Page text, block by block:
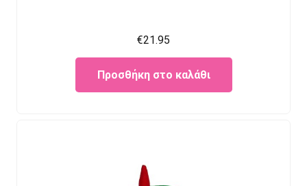
€21.95
Προσθήκη στο καλάθι